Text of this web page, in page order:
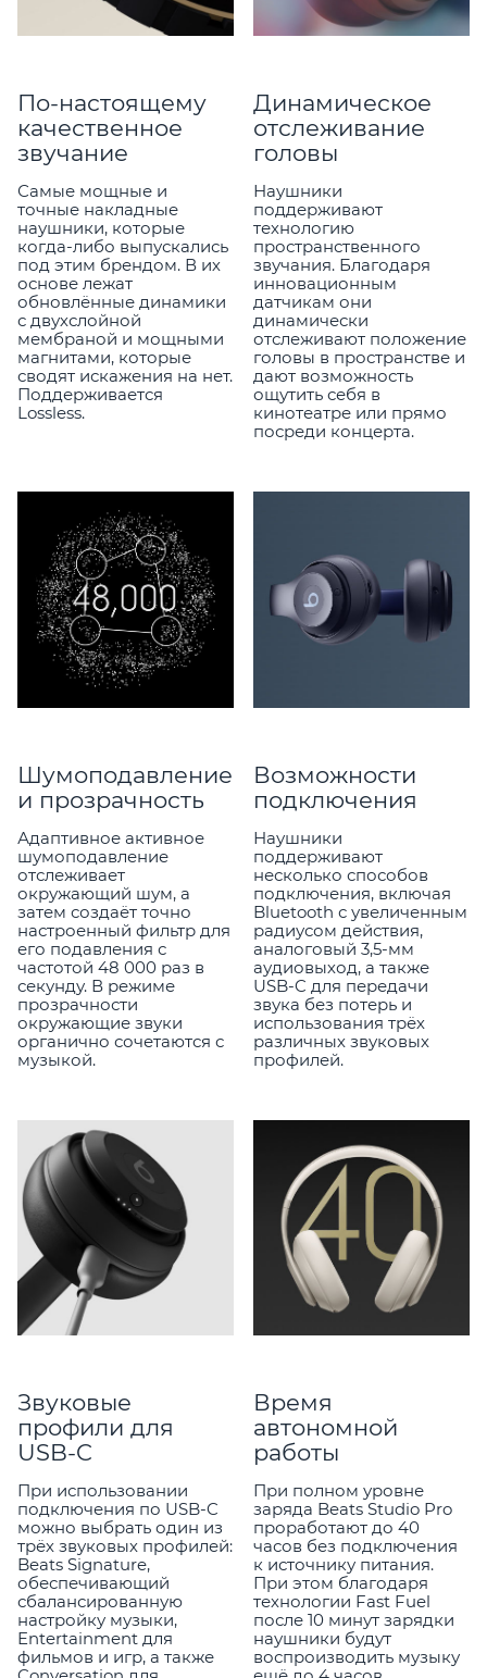
По-настоящему
качественное
звучание
Самые мощные и
точные накладные
наушники, которые
когда-либо выпускались
под этим брендом. В их
основе лежат
обновлённые динамики
с двухслойной
мембраной и мощными
магнитами, которые
сводят искажения на нет.
Поддерживается
Lossless.
Динамическое
отслеживание
головы
Наушники
поддерживают
технологию
пространственного
звучания. Благодаря
инновационным
датчикам они
динамически
отслеживают положение
головы в пространстве и
дают возможность
ощутить себя в
кинотеатре или прямо
посреди концерта.
Шумоподавление
и прозрачность
Адаптивное активное
шумоподавление
отслеживает
окружающий шум, а
затем создаёт точно
настроенный фильтр для
его подавления с
частотой 48 000 раз в
секунду. В режиме
прозрачности
окружающие звуки
органично сочетаются с
музыкой.
Возможности
подключения
Наушники
поддерживают
несколько способов
подключения, включая
Bluetooth с увеличенным
радиусом действия,
аналоговый 3,5-мм
аудиовыход, а также
USB-C для передачи
звука без потерь и
использования трёх
различных звуковых
профилей.
Звуковые
профили для
USB-C
При использовании
подключения по USB-C
можно выбрать один из
трёх звуковых профилей:
Beats Signature,
обеспечивающий
сбалансированную
настройку музыки,
Entertainment для
фильмов и игр, а также
Время
автономной
работы
При полном уровне
заряда Beats Studio Pro
проработают до 40
часов без подключения
к источнику питания.
При этом благодаря
технологии Fast Fuel
после 10 минут зарядки
наушники будут
воспроизводить музыку